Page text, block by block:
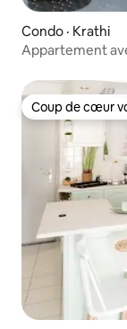
Condo · Krathi
Appartement
Coup de cœur
Coup de cœur